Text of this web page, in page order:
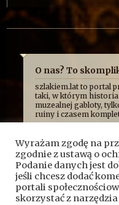
O nas? To
szlakiem.lat to portal
taki, w którym
muzealnej gabloty,
ruiny i czasem
człowiek ma przy
kroniką przygód,
jakimi mierzy się
też przygody naszych
się w bagnach,
przez bunkry i tunele,
próbujemy ustalić, kto
Wyrażam zgodę na
zgodnie z ustawą o
Podanie danych jest
jeśli chcesz dodać
portali
skorzystać z